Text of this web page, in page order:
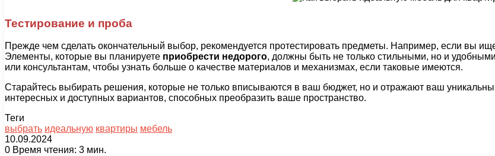
Тестирование и проба
Прежде чем сделать окончательный выбор, рекомендуется протестировать предметы. Например, если вы
Элементы, которые вы планируете приобрести недорого, должны быть не только стильными, но и
или консультантам, чтобы узнать больше о качестве материалов и механизмах, если таковые имеются.
Старайтесь выбирать решения, которые не только вписываются в ваш бюджет, но и отражают ваш
интересных и доступных вариантов, способных преобразить ваше пространство.
Теги
выбрать идеальную квартиры мебель
10.09.2024
0 Время чтения: 3 мин.